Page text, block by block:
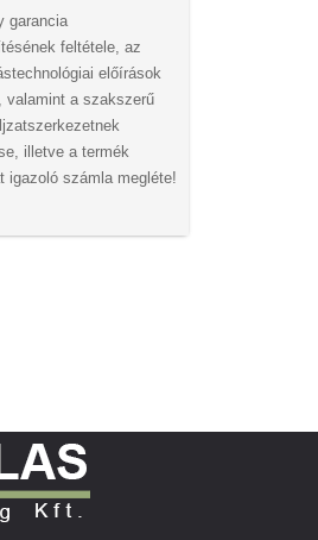
garancia
feltétele, az
előírások
valamint a szakszerű
illetve a termék
igazoló számla megléte!